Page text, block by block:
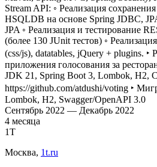
Stream API: ◦ Реализация
HSQLDB на основе Spring JDBC,
JPA ◦ Реализация и тестирование
(более 130 JUnit тестов) ◦
(css/js), datatables, jQuery + plugins. ‣
приложения голосования за
JDK 21, Spring Boot 3, Lombok, H2,
https://github.com/atdushi/voting ‣
Lombok, H2, Swagger/OpenAPI 3.0
Сентябрь 2022 — Декабрь 2022
4 месяца
1Т
Москва, 1t.ru